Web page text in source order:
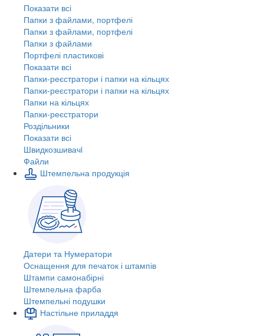
Показати всі
Папки з файлами, портфелі
Папки з файлами, портфелі
Папки з файлами
Портфелі пластикові
Показати всі
Папки-реєстратори і папки на кільцях
Папки-реєстратори і папки на кільцях
Папки на кільцях
Папки-реєстратори
Роздільники
Показати всі
Швидкозшивачi
Файли
Штемпельна продукція
Датери та Нумератори
Оснащення для печаток і штампів
Штампи самонабірні
Штемпельна фарба
Штемпельні подушки
Настільне приладдя